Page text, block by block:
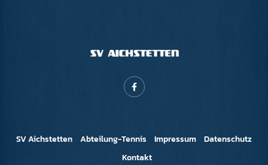
SV Aichstetten Abteilung-Tennis Impressum
Datenschutz
Kontakt